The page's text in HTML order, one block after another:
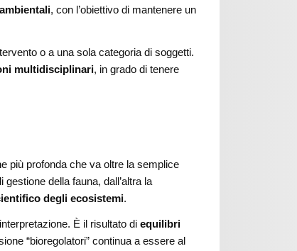
, con l’obiettivo di mantenere un
o a una sola categoria di soggetti.
multidisciplinari, in grado di tenere
più profonda che va oltre la semplice
della fauna, dall’altra la
degli ecosistemi.
È il risultato diequilibri
“bioregolatori” continua a essere al